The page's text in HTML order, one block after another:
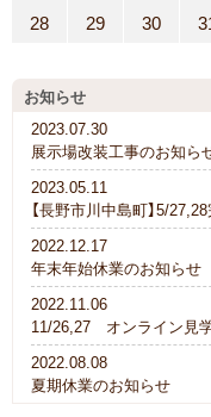
28
29 30
お知らせ
2023.07.30
展示場改装工事のお知ら
2023.05.11
【長野市川中島町】5/
2022.12.17
年末年始休業のお知らせ
2022.11.06
11/26,27 オンライン見
2022.08.08
夏期休業のお知らせ